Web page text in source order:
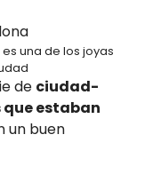
una de los joyas
de ciudad-
estaban
un buen